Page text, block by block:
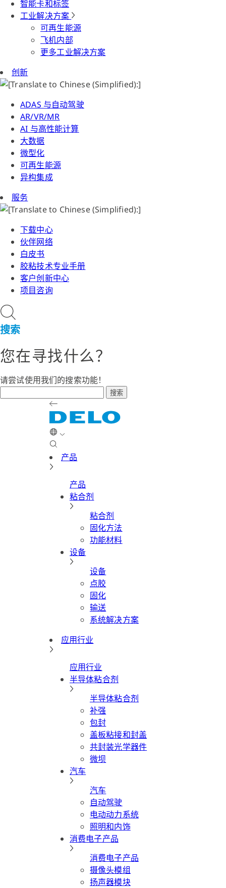
智能卡和标签
工业解决方案
可再生能源
飞机内部
更多工业解决方案
创新
ADAS 与自动驾驶
AR/VR/MR
AI 与高性能计算
大数据
微型化
可再生能源
异构集成
服务
下载中心
伙伴网络
白皮书
胶粘技术专业手册
客户创新中心
项目咨询
搜索
您在寻找什么？
请尝试使用我们的搜索功能！
搜索
产品
产品
粘合剂
粘合剂
固化方法
功能材料
设备
设备
点胶
固化
输送
系统解决方案
应用行业
应用行业
半导体粘合剂
半导体粘合剂
补强
包封
盖板粘接和封盖
共封装光学器件
微坝
汽车
汽车
自动驾驶
电动动力系统
照明和内饰
消费电子产品
消费电子产品
摄像头模组
扬声器模块